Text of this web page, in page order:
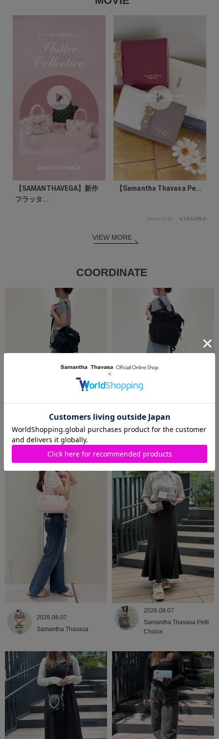
【SAMANTHAVEGA】新作
フラッタ...
【Samantha Thavasa Pe...
powered by
VIEW MORE
COORDINATE
2026.08.09
Samantha Thavasa
2026.08.08
Samantha Thavasa
2026.08.07
Samantha Thavasa
2026.08.07
Samantha Thavasa Petit
Choice